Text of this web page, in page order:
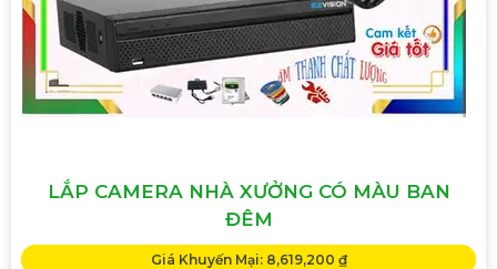
LẮP CAMERA NHÀ XƯỞNG CÓ MÀU BAN
ĐÊM
Giá Khuyến Mại: 8,619,200 ₫